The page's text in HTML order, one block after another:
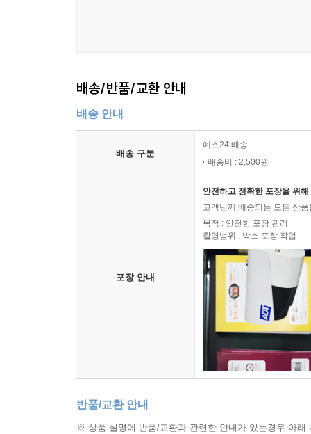
배송/반품/교환 안내
배송 안내
배송 구분
예스24 배송
배송비 : 2,500원
포장 안내
안전하고 정확한 포장을 위
고객님께 배송되는 모든 상
목적 : 안전한 포장 관리
촬영범위 : 박스 포장 작업
반품/교환 안내
※ 상품 설명에 반품/교환과 관련한 안내가 있는경우 아